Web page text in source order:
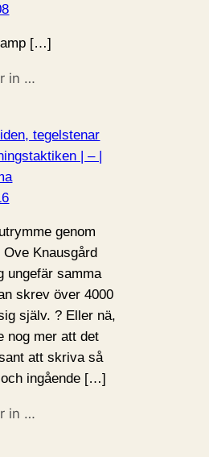
[…]
in …
tegelstenar
| – |
genom
Knausgård
ungefär samma
skrev över 4000
själv. ? Eller nä,
nog mer att det
att skriva så
ingående […]
in …